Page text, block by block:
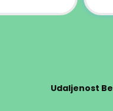
Udaljenost